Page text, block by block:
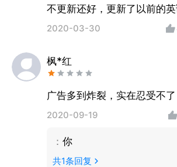
不更新还好，更新了以前的英
2020-03-30
枫*红
广告多到炸裂，实在忍受不了
2020-09-19
： 你
共1条回复